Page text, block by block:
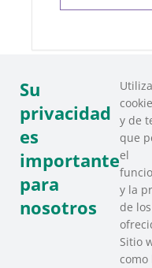
Su
privacidad
es
importante
para
nosotros
y de
que
el
y la
de
Sitio
como